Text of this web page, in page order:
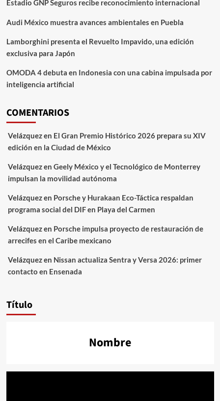
Estadio GNP Seguros recibe reconocimiento internacional
Audi México muestra avances ambientales en Puebla
Lamborghini presenta el Revuelto Impavido, una edición
exclusiva para Japón
OMODA 4 debuta en Indonesia con una cabina impulsada por
inteligencia artificial
COMENTARIOS
Velázquezen El Gran Premio Histórico 2026 prepara su XIV
edición en la Ciudad de México
Velázquezen Geely México y el Tecnológico de Monterrey
impulsan la movilidad autónoma
Velázquezen Porsche y Hurakaan Eco-Táctica respaldan
programa social del DIF en Playa del Carmen
Velázquezen Porsche impulsa proyecto de restauración de
arrecifes en el Caribe mexicano
Velázquezen Nissan actualiza Sentra y Versa 2026: primer
contacto en Ensenada
Título
Nombre